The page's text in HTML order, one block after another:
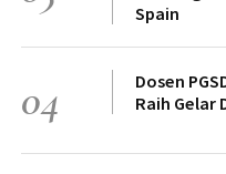
Spain
04
Dosen
Raih Gelar